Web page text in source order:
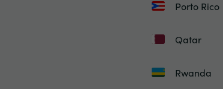
Porto Rico
Qatar
Rwanda